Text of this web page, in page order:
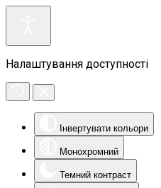
Налаштування доступності
Інвертувати кольори
Монохромний
Темний контраст